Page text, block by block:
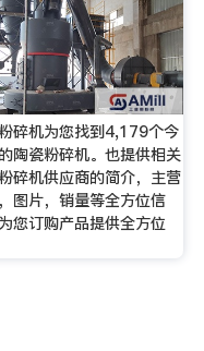
碎机为您找到4,179个今
陶瓷粉碎机。也提供相关
碎机供应商的简介，主营
图片，销量等全方位信
您订购产品提供全方位